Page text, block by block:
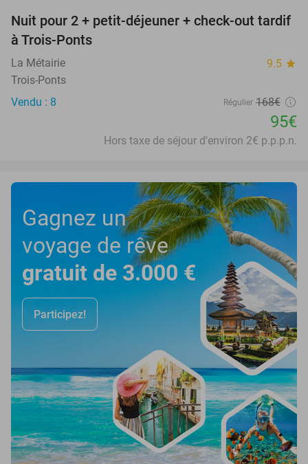
43%
Nuit pour 2 + petit-déjeuner + check-out tardif
à Trois-Ponts
La Métairie 9.5 star
Trois-Ponts
Vendu : 8
Régulier 168€
95€
Hors taxe de séjour d'environ 2€ p.p.p.n.
Gagnez un
voyage de rêve
gratuit de 3.000 €
Participez!